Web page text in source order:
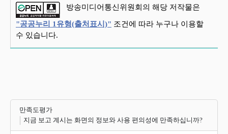
방송미디어통신위원회의 해당 저작물은
"공공누리 1유형(출처표시)" 조건에 따라 누구나 이용할
수 있습니다.
만족도평가
지금 보고 계시는 화면의 정보와 사용 편의성에 만족하십니까?